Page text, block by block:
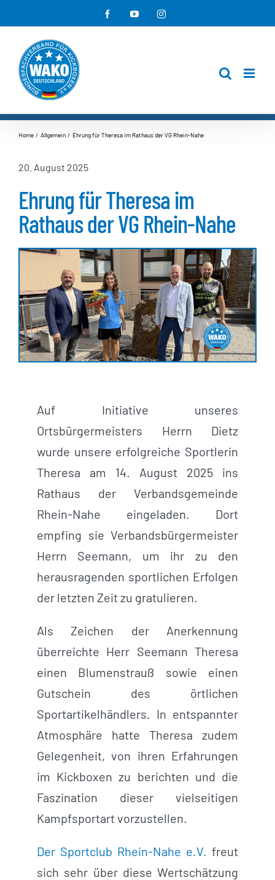
Inhalt
springen
FacebookYouTubeInstagram
Home Allgemein Ehrung für Theresa im Rathaus der VG Rhein-Nahe
20. August 2025
Ehrung für Theresa im
Rathaus der VG Rhein-Nahe
Auf Initiative unseres
Ortsbürgermeisters Herrn Dietz
wurde unsere erfolgreiche Sportlerin
Theresa am 14. August 2025 ins
Rathaus der Verbandsgemeinde
Rhein-Nahe eingeladen. Dort
empfing sie Verbandsbürgermeister
Herrn Seemann, um ihr zu den
herausragenden sportlichen Erfolgen
der letzten Zeit zu gratulieren.
Als Zeichen der Anerkennung
überreichte Herr Seemann Theresa
einen Blumenstrauß sowie einen
Gutschein des örtlichen
Sportartikelhändlers. In entspannter
Atmosphäre hatte Theresa zudem
Gelegenheit, von ihren Erfahrungen
im Kickboxen zu berichten und die
Faszination dieser vielseitigen
Kampfsportart vorzustellen.
Der Sportclub Rhein-Nahe e.V. freut
sich sehr über diese Wertschätzung